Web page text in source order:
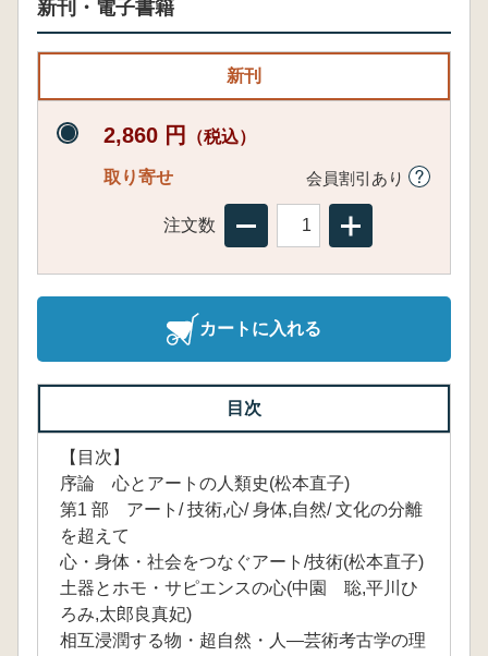
新刊・電子書籍
新刊
2,860 円 （税込）
取り寄せ 会員割引あり
注文数
カートに入れる
目次
【目次】
序論 心とアートの人類史(松本直子)
第1 部 アート/ 技術,心/ 身体,自然/ 文化の分離
を超えて
心・身体・社会をつなぐアート/技術(松本直子)
土器とホモ・サピエンスの心(中園 聡,平川ひ
ろみ,太郎良真妃)
相互浸潤する物・超自然・人―芸術考古学の理